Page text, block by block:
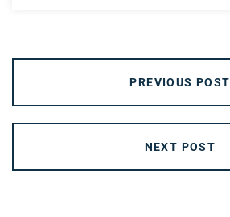
PREVIOUS POST
NEXT POST